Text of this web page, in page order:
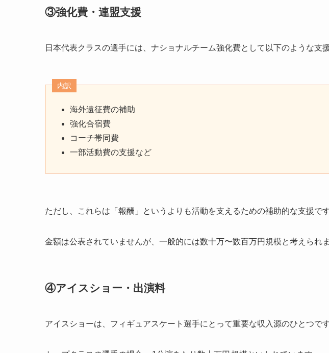
③強化費・連盟支援
日本代表クラスの選手には、ナショナルチーム強化費として以下のような支
内訳
海外遠征費の補助
強化合宿費
コーチ帯同費
一部活動費の支援など
ただし、これらは「報酬」というよりも活動を支えるための補助的な支援です
金額は公表されていませんが、一般的には数十万〜数百万円規模と考えられま
④アイスショー・出演料
アイスショーは、フィギュアスケート選手にとって重要な収入源のひとつです